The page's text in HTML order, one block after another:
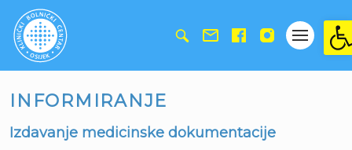
INFORMIRANJE
Izdavanje medicinske dokumentacije